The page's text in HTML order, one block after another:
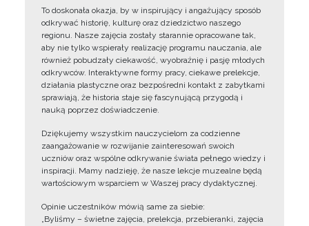
To doskonała okazja, by w inspirujący i angażujący sposób
odkrywać historię, kulturę oraz dziedzictwo naszego
regionu. Nasze zajęcia zostały starannie opracowane tak,
aby nie tylko wspierały realizację programu nauczania, ale
również pobudzały ciekawość, wyobraźnię i pasję młodych
odkrywców. Interaktywne formy pracy, ciekawe prelekcje,
działania plastyczne oraz bezpośredni kontakt z zabytkami
sprawiają, że historia staje się fascynującą przygodą i
nauką poprzez doświadczenie.
Dziękujemy wszystkim nauczycielom za codzienne
zaangażowanie w rozwijanie zainteresowań swoich
uczniów oraz wspólne odkrywanie świata pełnego wiedzy i
inspiracji. Mamy nadzieję, że nasze lekcje muzealne będą
wartościowym wsparciem w Waszej pracy dydaktycznej.
Opinie uczestników mówią same za siebie:
„Byliśmy – świetne zajęcia, prelekcja, przebieranki, zajęcia